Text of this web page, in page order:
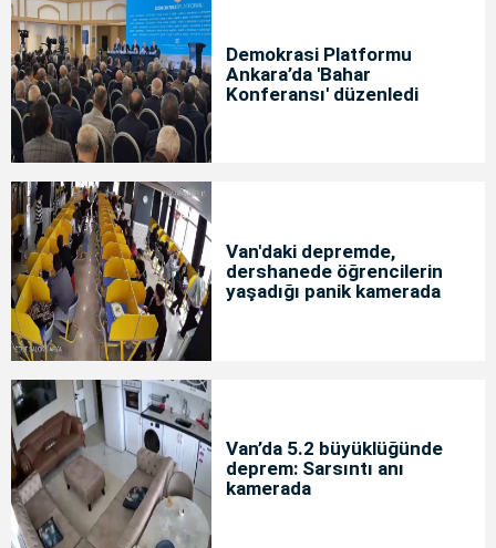
Demokrasi Platformu
Ankara’da 'Bahar
Konferansı' düzenledi
Van'daki depremde,
dershanede öğrencilerin
yaşadığı panik kamerada
Van’da 5.2 büyüklüğünde
deprem: Sarsıntı anı
kamerada